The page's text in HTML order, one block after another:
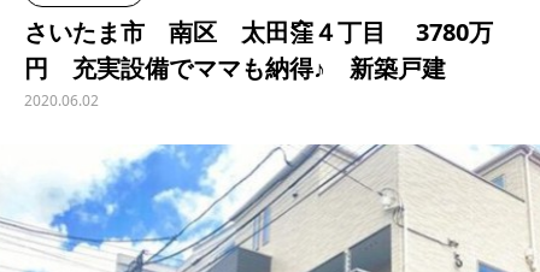
さいたま市 南区 太田窪４丁目 3780万
円 充実設備でママも納得♪ 新築戸建
2020.06.02